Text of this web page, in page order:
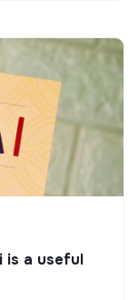
is a useful